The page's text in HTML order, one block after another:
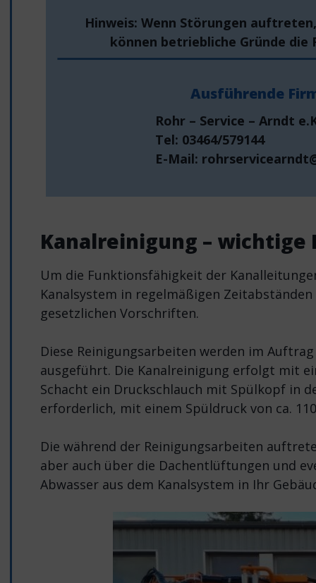
Hinweis: Wenn Störungen
können betriebliche Gründe die
Ausführende
Rohr – Service – Arndt
Tel: 03464/579144
E-Mail:
Kanalreinigung –
Um die Funktionsfähigkeit der
Kanalsystem in regelmäßigen
gesetzlichen Vorschriften.
Diese Reinigungsarbeiten werden im
ausgeführt. Die Kanalreinigung erfolgt mit
Schacht ein Druckschlauch mit Spülkopf in
erforderlich, mit einem Spüldruck von ca.
Die während der Reinigungsarbeiten
aber auch über die Dachentlüftungen und
Abwasser aus dem Kanalsystem in Ihr